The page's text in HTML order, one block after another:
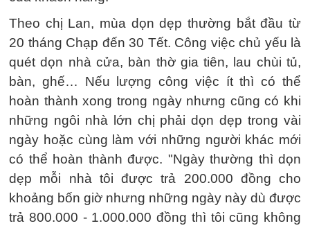
Theo chị Lan, mùa dọn dẹp thường bắt đầu từ
20 tháng Chạp đến 30 Tết. Công việc chủ yếu là
quét dọn nhà cửa, bàn thờ gia tiên, lau chùi tủ,
bàn, ghế… Nếu lượng công việc ít thì có thể
hoàn thành xong trong ngày nhưng cũng có khi
những ngôi nhà lớn chị phải dọn dẹp trong vài
ngày hoặc cùng làm với những người khác mới
có thể hoàn thành được. "Ngày thường thì dọn
dẹp mỗi nhà tôi được trả 200.000 đồng cho
khoảng bốn giờ nhưng những ngày này dù được
trả 800.000 - 1.000.000 đồng thì tôi cũng không